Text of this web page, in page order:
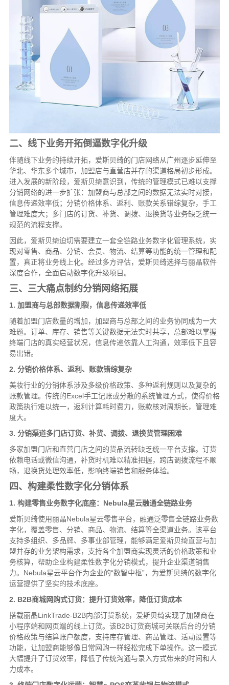
二、线下业务开拓倒逼数字化升级
伴随线下业务的持续开拓，爱斯贝绮的门店网络从广州逐步延伸至
华北、华东多个城市，加盟店与直营店并存的渠道格局初步形成。
进入发展的新阶段，爱斯贝绮意识到，传统的管理模式已难以支撑
分销网络的进一步扩张：加盟商与总部之间的数据无法实时对接，
信息传递效率低；分销价格体系、返利、账款关系错综复杂，手工
管理难度大；多门店的订货、补货、调拨、退换货等业务缺乏统一
规范的流程支撑。
因此，爱斯贝绮迫切需要建立一套全链路业务数字化管理系统，实
现对零售、商品、分销、会员、物流、结算等功能的统一管理和配
置，真正将业务线上化。经过多方评估，爱斯贝绮选择与丽晶软件
深度合作，全面启动数字化升级项目。
三、三大痛点制约分销网络拓展
1. 加盟商与总部数据割裂，信息传递效率低
随着加盟门店数量的增加，加盟商与总部之间的业务协同成为一大
难题。订单、库存、销售等关键数据无法实时共享，总部难以掌握
终端门店的真实经营状况，信息传递依靠人工沟通，效率低下且容
易出错。
2. 分销价格体系、返利、账款错综复杂
美妆行业的分销体系涉及多级价格政策、多种返利规则以及复杂的
账款管理。传统的Excel手工记账或分散的系统管理方式，使得价格
政策执行难以统一，返利计算耗时费力，账款核对周期长，管理难
度大。
3. 分销渠道多门店订货、补货、调拨、退换货管理困难
多家加盟门店和直营门店之间的货品流转缺乏统一平台支撑。订货
依赖电话或微信沟通，补货时机难以精准把握，跨店调拨流程不顺
畅，退换货处理效率低，影响终端销售和服务体验。
四、构建柔性数字化分销体系
1. 构建零售业务数字化底座：Nebula星云融通全链路业务
爱斯贝绮使用丽晶Nebula星云零售平台，融通泛零售全链路业务数
字化，覆盖零售、分销、商品、物流、结算等全渠道业务。该平台
支持多组织、多品牌、多事业部管理，能够满足爱斯贝绮直营与加
盟并存的业务架构需求，支持各个加盟商实现灵活的价格政策和业
务核算，帮助企业构建柔性数字化分销模式，提升企业渠道销售
力。Nebula星云平台作为企业的“数智中枢”，为爱斯贝绮的数字化
运营提供了坚实的技术底座。
2. B2B商城网购式订货：提升订货效率，降低订货成本
搭载丽晶LinkTrade-B2B内部订货系统，爱斯贝绮实现了加盟商在
小程序端和网页端的线上订货。该B2B订货商城可关联后台的分销
价格政策与结算账户额度，支持库存管理、商品管理、活动设置等
功能，让加盟商能够像日常网购一样轻松完成下单操作。这一模式
大幅提升了订货效率，降低了传统沟通与录入方式带来的时间和人
力成本。